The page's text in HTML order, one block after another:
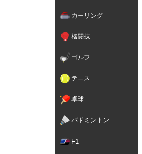
カーリング
格闘技
ゴルフ
テニス
卓球
バドミントン
F1